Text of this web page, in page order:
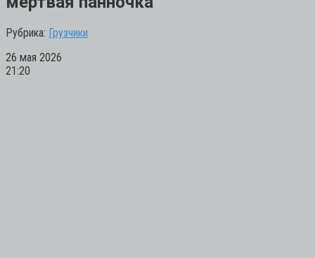
Рубрика: Грузчики
26 мая 2026
21:20